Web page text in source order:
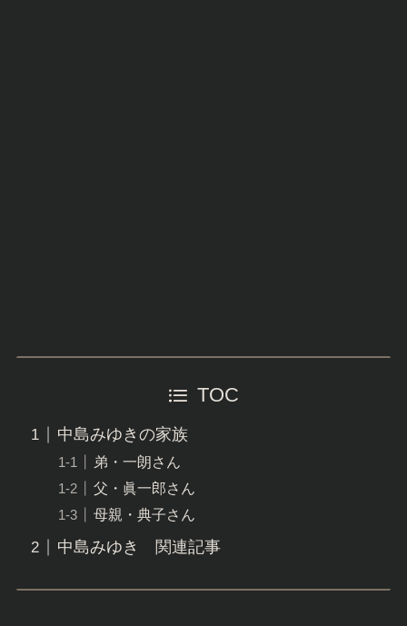
TOC
中島みゆきの家族
弟・一朗さん
父・眞一郎さん
母親・典子さん
中島みゆき 関連記事